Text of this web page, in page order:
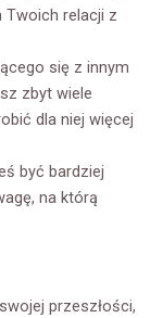
Twoich relacji z
się z innym
zbyt wiele
dla niej więcej
być bardziej
na którą
przeszłości,